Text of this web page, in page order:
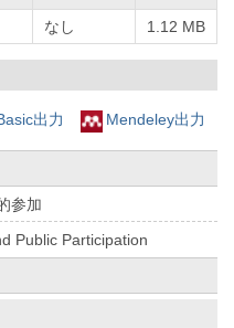
なし 1.12 MB
出力 Mendeley出力
参加
Public Participation